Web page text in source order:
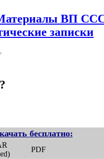
ВП
записки
бесплатно:
PDF